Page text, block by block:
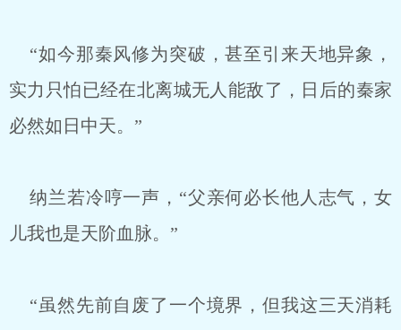
“如今那秦风修为突破，甚至引来天地异象，
实力只怕已经在北离城无人能敌了，日后的秦家
必然如日中天。”
纳兰若冷哼一声，“父亲何必长他人志气，女
儿我也是天阶血脉。”
“虽然先前自废了一个境界，但我这三天消耗